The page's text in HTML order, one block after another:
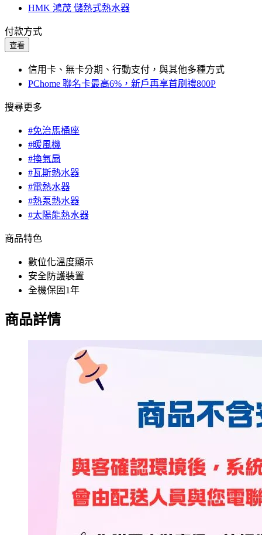
HMK 鴻茂 儲熱式熱水器
付款方式
查看
信用卡、無卡分期、行動支付，與其他多種方式
PChome 聯名卡最高6%，新戶再享首刷禮800P
搜尋更多
#免治馬桶座
#暖風機
#換氣扇
#瓦斯熱水器
#電熱水器
#熱泵熱水器
#太陽能熱水器
商品特色
數位化溫度顯示
安全防護裝置
全機保固1年
商品詳情